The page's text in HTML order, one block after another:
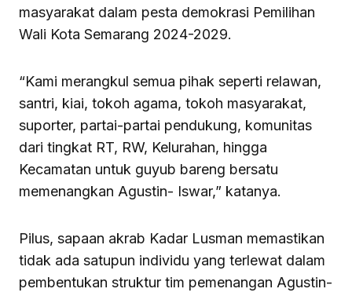
masyarakat dalam pesta demokrasi Pemilihan
Wali Kota Semarang 2024-2029.
“Kami merangkul semua pihak seperti relawan,
santri, kiai, tokoh agama, tokoh masyarakat,
suporter, partai-partai pendukung, komunitas
dari tingkat RT, RW, Kelurahan, hingga
Kecamatan untuk guyub bareng bersatu
memenangkan Agustin- Iswar,” katanya.
Pilus, sapaan akrab Kadar Lusman memastikan
tidak ada satupun individu yang terlewat dalam
pembentukan struktur tim pemenangan Agustin-